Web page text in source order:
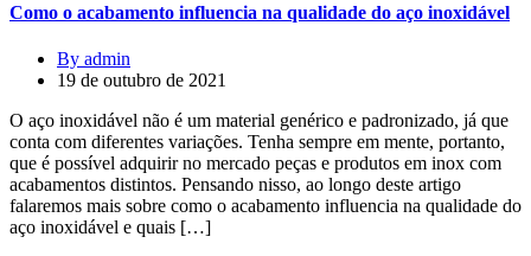
Como o acabamento influencia na qualidade do aço inoxidável
By admin
19 de outubro de 2021
O aço inoxidável não é um material genérico e padronizado, já que
conta com diferentes variações. Tenha sempre em mente, portanto,
que é possível adquirir no mercado peças e produtos em inox com
acabamentos distintos. Pensando nisso, ao longo deste artigo
falaremos mais sobre como o acabamento influencia na qualidade do
aço inoxidável e quais […]